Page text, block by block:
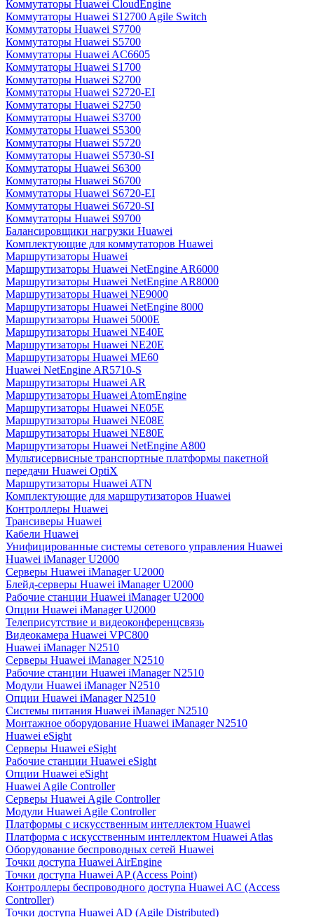
Коммутаторы Huawei CloudEngine
Коммутаторы Huawei S12700 Agile Switch
Коммутаторы Huawei S7700
Коммутаторы Huawei S5700
Коммутаторы Huawei AC6605
Коммутаторы Huawei S1700
Коммутаторы Huawei S2700
Коммутаторы Huawei S2720-EI
Коммутаторы Huawei S2750
Коммутаторы Huawei S3700
Коммутаторы Huawei S5300
Коммутаторы Huawei S5720
Коммутаторы Huawei S5730-SI
Коммутаторы Huawei S6300
Коммутаторы Huawei S6700
Коммутаторы Huawei S6720-EI
Коммутаторы Huawei S6720-SI
Коммутаторы Huawei S9700
Балансировщики нагрузки Huawei
Комплектующие для коммутаторов Huawei
Маршрутизаторы Huawei
Маршрутизаторы Huawei NetEngine AR6000
Маршрутизаторы Huawei NetEngine AR8000
Маршрутизаторы Huawei NE9000
Маршрутизаторы Huawei NetEngine 8000
Маршрутизаторы Huawei 5000E
Маршрутизаторы Huawei NE40E
Маршрутизаторы Huawei NE20E
Маршрутизаторы Huawei ME60
Huawei NetEngine AR5710-S
Маршрутизаторы Huawei AR
Маршрутизаторы Huawei AtomEngine
Маршрутизаторы Huawei NE05E
Маршрутизаторы Huawei NE08E
Маршрутизаторы Huawei NE80E
Маршрутизаторы Huawei NetEngine A800
Мультисервисные транспортные платформы пакетной
передачи Huawei OptiX
Маршрутизаторы Huawei ATN
Комплектующие для маршрутизаторов Huawei
Контроллеры Huawei
Трансиверы Huawei
Кабели Huawei
Унифицированные системы сетевого управления Huawei
Huawei iManager U2000
Серверы Huawei iManager U2000
Блейд-серверы Huawei iManager U2000
Рабочие станции Huawei iManager U2000
Опции Huawei iManager U2000
Телеприсутствие и видеоконференцсвязь
Видеокамера Huawei VPC800
Huawei iManager N2510
Серверы Huawei iManager N2510
Рабочие станции Huawei iManager N2510
Модули Huawei iManager N2510
Опции Huawei iManager N2510
Системы питания Huawei iManager N2510
Монтажное оборудование Huawei iManager N2510
Huawei eSight
Серверы Huawei eSight
Рабочие станции Huawei eSight
Опции Huawei eSight
Huawei Agile Controller
Серверы Huawei Agile Controller
Модули Huawei Agile Controller
Платформы с искусственным интеллектом Huawei
Платформа с искусственным интеллектом Huawei Atlas
Оборудование беспроводных сетей Huawei
Точки доступа Huawei AirEngine
Точки доступа Huawei AP (Access Point)
Контроллеры беспроводного доступа Huawei AC (Access
Controller)
Точки доступа Huawei AD (Agile Distributed)